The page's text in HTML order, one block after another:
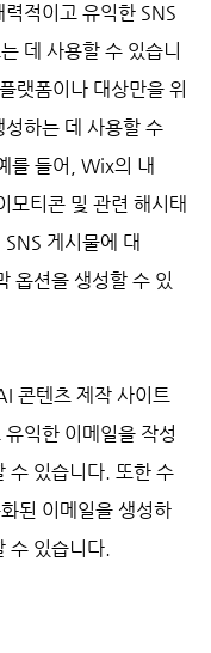
력적이고 유익한 SNS
데 사용할 수 있습니
랫폼이나 대상만을 위
하는 데 사용할 수
를 들어, Wix의 내
모티콘 및 관련 해시태
SNS 게시물에 대
옵션을 생성할 수 있
콘텐츠 제작 사이트
유익한 이메일을 작성
수 있습니다. 또한 수
된 이메일을 생성하
수 있습니다.